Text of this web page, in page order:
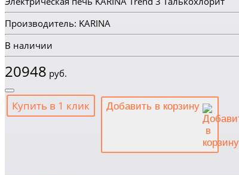
Производитель: KARINA
В наличии
20948 руб.
Купить в 1 клик Добавить в корзину